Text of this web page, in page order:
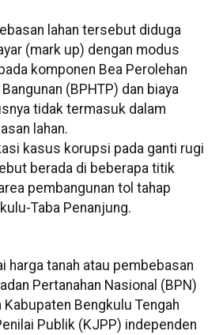
lahan tersebut diduga
(mark up) dengan modus
komponen Bea Perolehan
(BPHTP) dan biaya
tidak termasuk dalam
lahan.
kasus korupsi pada ganti rugi
berada di beberapa titik
pembangunan tol tahap
Taba Penanjung.
harga tanah atau pembebasan
Pertanahan Nasional (BPN)
Kabupaten Bengkulu Tengah
Publik (KJPP) independen